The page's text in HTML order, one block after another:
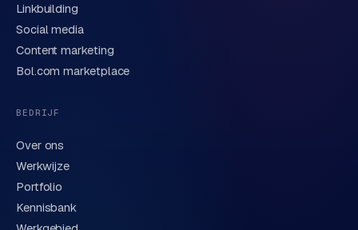
Verstuur aanvraag
We behandelen je gegevens zorgvuldig conform onze
privacyverklaring. Of bel direct
Linkbuilding
Social media
Content marketing
Bol.com marketplace
BEDRIJF
Over ons
Werkwijze
Portfolio
Kennisbank